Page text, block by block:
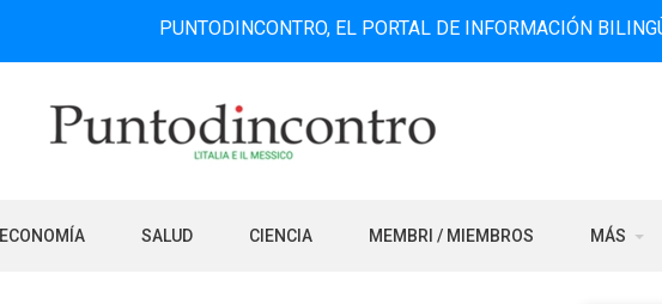
PUNTODINCONTRO, EL PORTAL DE INFORMACIÓN BILINGÜE
ECONOMÍA SALUD CIENCIA MEMBRI / MIEMBROS MÁS